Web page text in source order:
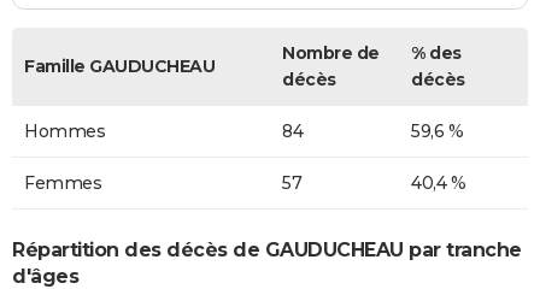
Famille GAUDUCHEAU
Nombre de
décès
% des
décès
Hommes 84 59,6 %
Femmes 57 40,4 %
Répartition des décès de GAUDUCHEAU par tranche
d'âges